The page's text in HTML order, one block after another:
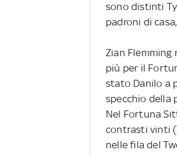
sono distinti
padroni di
Zian
più per il
stato Danilo a
specchio della
Nel Fortuna
contrasti vinti
nelle fila del